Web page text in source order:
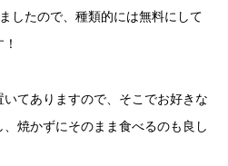
したので、種類的には無料にして
てありますので、そこでお好きな
焼かずにそのまま食べるのも良し